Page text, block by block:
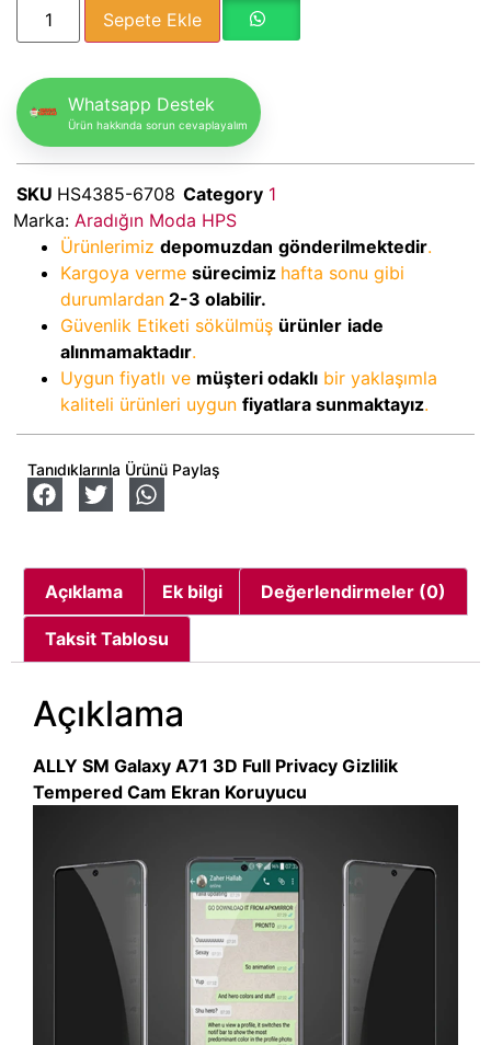
Sepete Ekle
Whatsapp Destek
Ürün hakkında sorun cevaplayalım
SKU HS4385-6708 Category 1
Marka: Aradığın Moda HPS
Ürünlerimiz depomuzdan gönderilmektedir.
Kargoya verme sürecimiz hafta sonu gibi
durumlardan 2-3 olabilir.
Güvenlik Etiketi sökülmüş ürünler iade
alınmamaktadır.
Uygun fiyatlı ve müşteri odaklı bir yaklaşımla
kaliteli ürünleri uygun fiyatlara sunmaktayız.
Tanıdıklarınla Ürünü Paylaş
Açıklama Ek bilgi Değerlendirmeler (0)
Taksit Tablosu
Açıklama
ALLY SM Galaxy A71 3D Full Privacy Gizlilik
Tempered Cam Ekran Koruyucu